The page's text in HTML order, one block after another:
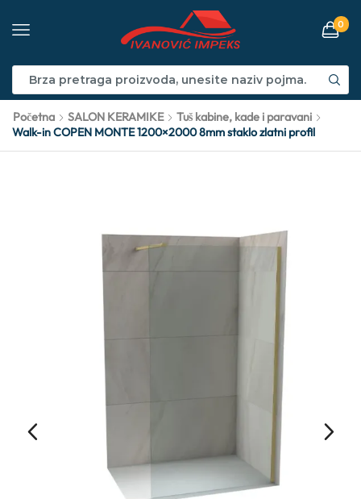
0
Početna SALON KERAMIKE
Tuš kabine, kade i paravani
Walk-in COPEN MONTE 1200×2000 8mm staklo zlatni profil